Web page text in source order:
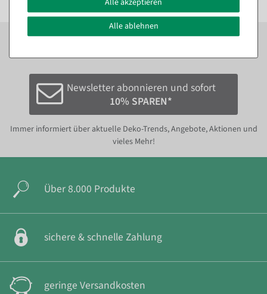
Zum Newsletter anmelden und sofort10%bei der
Newsletter abonnieren und sofort
10% SPAREN*
Immer informiert über aktuelle Deko-Trends, Angebote, Aktionen und
vieles Mehr!
Über 8.000 Produkte
sichere & schnelle Zahlung
geringe Versandkosten
Alle ablehnen